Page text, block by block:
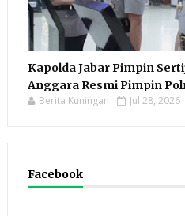
Kapolda Jabar Pimpin
Anggara Resmi Pimpin
Berita Kuningan Jul 28, 2026
Facebook